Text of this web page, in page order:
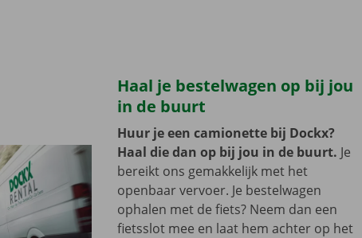
Haal je bestelwagen op bij jou
in de buurt
Huur je een camionette bij Dockx?
Haal die dan op bij jou in de buurt. Je
bereikt ons gemakkelijk met het
openbaar vervoer. Je bestelwagen
ophalen met de fiets? Neem dan een
fietsslot mee en laat hem achter op het